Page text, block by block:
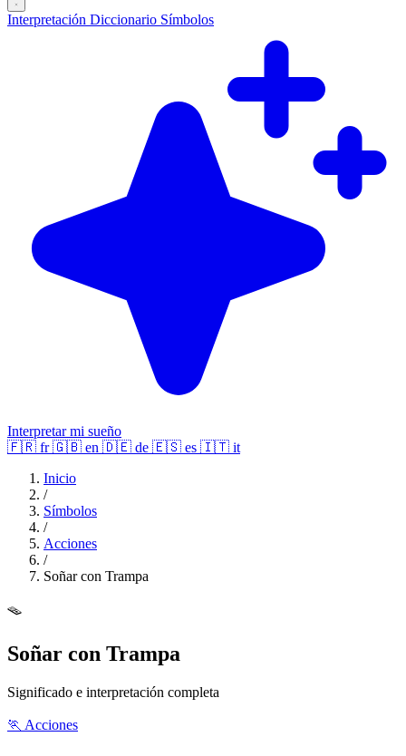
Interpretación Diccionario Símbolos
Interpretar mi sueño
🇫🇷 fr 🇬🇧 en 🇩🇪 de 🇪🇸 es 🇮🇹 it
Inicio
/
Símbolos
/
Acciones
/
Soñar con Trampa
🪤
Soñar con Trampa
Significado e interpretación completa
🏃 Acciones